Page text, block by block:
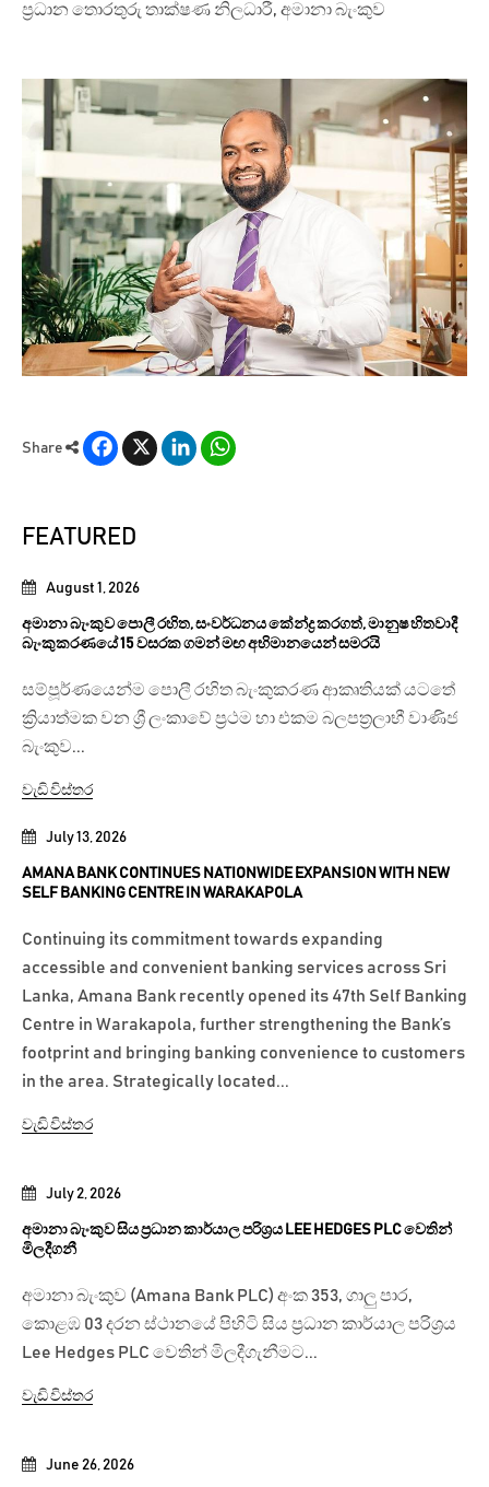
ප්‍රධාන තොරතුරු තාක්ෂණ නිලධාරී, අමානා බැංකුව
Share
Facebook
X LinkedIn
FEATURED
June 26, 2026
July 2, 2026
අමානා බැංකුව සිය ප්‍රධාන කාර්යාල පරිශ්‍රය LEE HEDGES PLC වෙතින්
මිලදීගනී
අමානා බැංකුව (Amana Bank PLC) අංක 353, ගාලු පාර,
කොළඹ 03 දරන ස්ථානයේ පිහිටි සිය ප්‍රධාන කාර්යාල පරිශ්‍රය
Lee Hedges PLC වෙතින් මිලදීගැනීමට...
වැඩි විස්තර
July 13, 2026
AMANA BANK CONTINUES NATIONWIDE EXPANSION WITH NEW
SELF BANKING CENTRE IN WARAKAPOLA
Continuing its commitment towards expanding
accessible and convenient banking services across Sri
Lanka, Amana Bank recently opened its 47th Self Banking
Centre in Warakapola, further strengthening the Bank’s
footprint and bringing banking convenience to customers
in the area. Strategically located...
වැඩි විස්තර
August 1, 2026
අමානා බැංකුව පොලී රහිත, සංවර්ධනය කේන්ද්‍ර කරගත්, මානුෂ හිතවාදී
බැංකුකරණයේ 15 වසරක ගමන් මඟ අභිමානයෙන් සමරයි
සම්පූර්ණයෙන්ම පොලී රහිත බැංකුකරණ ආකෘතියක් යටතේ
ක්‍රියාත්මක වන ශ්‍රී ලංකාවේ ප්‍රථම හා එකම බලපත්‍රලාභී වාණිජ
බැංකුව...
වැඩි විස්තර